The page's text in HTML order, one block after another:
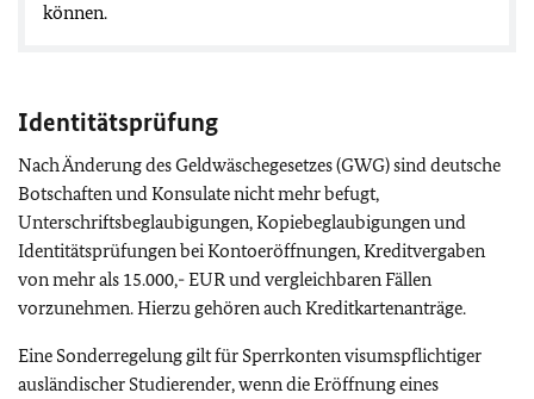
können.
Identitätsprüfung
Nach Änderung des Geldwäschegesetzes (GWG) sind deutsche
Botschaften und Konsulate nicht mehr befugt,
Unterschriftsbeglaubigungen, Kopiebeglaubigungen und
Identitätsprüfungen bei Kontoeröffnungen, Kreditvergaben
von mehr als 15.000,- EUR und vergleichbaren Fällen
vorzunehmen. Hierzu gehören auch Kreditkartenanträge.
Eine Sonderregelung gilt für Sperrkonten visumspflichtiger
ausländischer Studierender, wenn die Eröffnung eines